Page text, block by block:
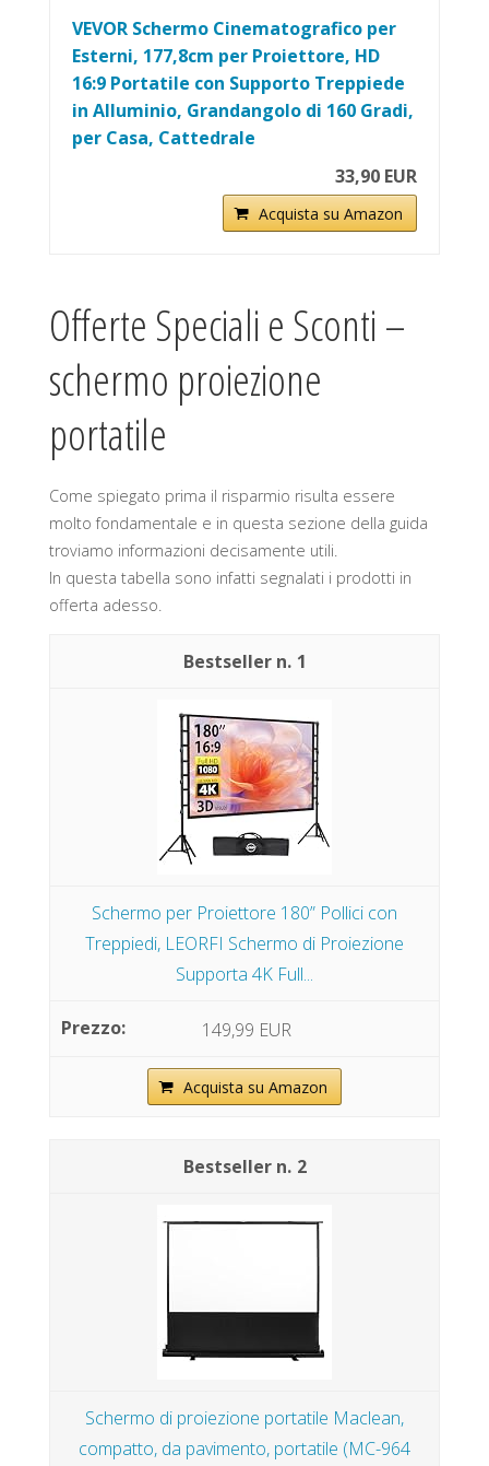
VEVOR Schermo Cinematografico per
Esterni, 177,8cm per Proiettore, HD
16:9 Portatile con Supporto Treppiede
in Alluminio, Grandangolo di 160 Gradi,
per Casa, Cattedrale
33,90 EUR
Acquista su Amazon
Offerte Speciali e Sconti –
schermo proiezione
portatile
Come spiegato prima il risparmio risulta essere
molto fondamentale e in questa sezione della guida
troviamo informazioni decisamente utili.
In questa tabella sono infatti segnalati i prodotti in
offerta adesso.
1
Schermo per Proiettore 180” Pollici con
Treppiedi, LEORFI Schermo di Proiezione
Supporta 4K Full...
149,99 EUR
Acquista su Amazon
2
Schermo di proiezione portatile Maclean,
compatto, da pavimento, portatile (MC-964